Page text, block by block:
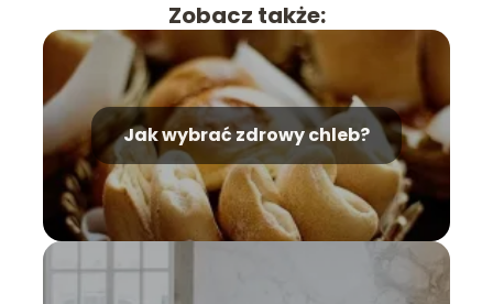
Zobacz także:
Jak wybrać zdrowy chleb?